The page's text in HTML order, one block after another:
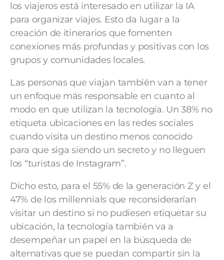
los viajeros está interesado en utilizar la IA
para organizar viajes. Esto da lugar a la
creación de itinerarios que fomenten
conexiones más profundas y positivas con los
grupos y comunidades locales.
Las personas que viajan también van a tener
un enfoque más responsable en cuanto al
modo en que utilizan la tecnología. Un 38% no
etiqueta ubicaciones en las redes sociales
cuando visita un destino menos conocido
para que siga siendo un secreto y no lleguen
los “turistas de Instagram”.
Dicho esto, para el 55% de la generación Z y el
47% de los millennials que reconsiderarían
visitar un destino si no pudiesen etiquetar su
ubicación, la tecnología también va a
desempeñar un papel en la búsqueda de
alternativas que se puedan compartir sin la